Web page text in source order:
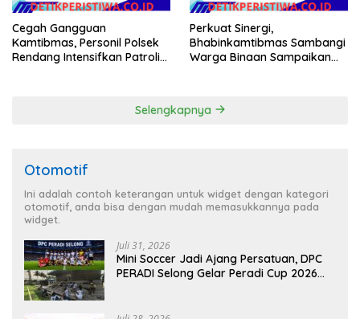
Cegah Gangguan
Kamtibmas, Personil Polsek
Rendang Intensifkan Patroli
Perkuat Sinergi,
Bhabinkamtibmas Sambangi
Warga Binaan Sampaikan
Selengkapnya
Otomotif
Ini adalah contoh keterangan untuk widget dengan kategori
otomotif, anda bisa dengan mudah memasukkannya pada
widget.
Juli 31, 2026
Mini Soccer Jadi Ajang Persatuan, DPC
PERADI Selong Gelar Peradi Cup 2026